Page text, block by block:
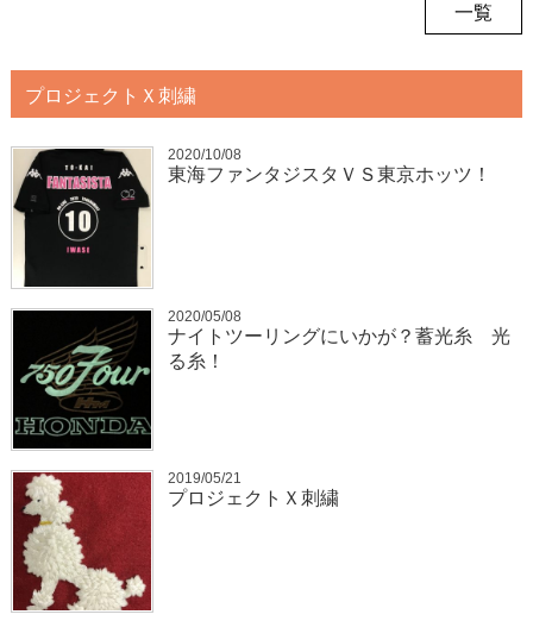
一覧
プロジェクトＸ刺繍
2020/10/08
東海ファンタジスタＶＳ東京ホッツ！
2020/05/08
ナイトツーリングにいかが？蓄光糸 光
る糸！
2019/05/21
プロジェクトＸ刺繍